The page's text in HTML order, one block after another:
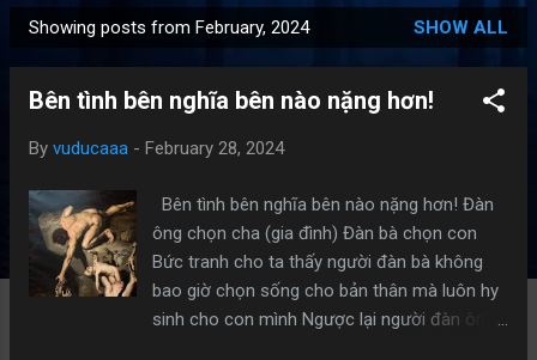
o
Showing posts from February, 2024 SHOW ALL
Bên tình bên nghĩa bên nào nặng hơn!
By vuducaaa - February 28, 2024
Bên tình bên nghĩa bên nào nặng hơn! Đàn
ông chọn cha (gia đình) Đàn bà chọn con
Bức tranh cho ta thấy người đàn bà không
bao giờ chọn sống cho bản thân mà luôn hy
sinh cho con mình Ngược lại người đàn ông